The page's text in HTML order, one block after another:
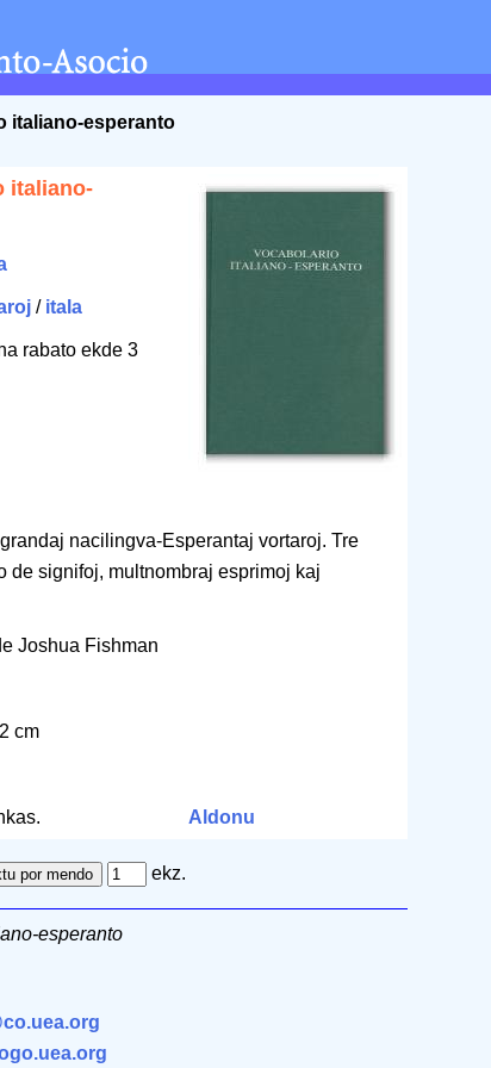
italiano-esperanto
italiano-
/ itala
rabato ekde 3
nacilingva-Esperantaj vortaroj. Tre
de signifoj, multnombraj esprimoj kaj
Joshua Fishman
cm
Aldonu
ekz.
esperanto